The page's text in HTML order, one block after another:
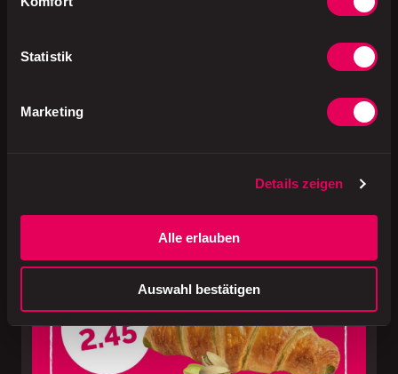
Statistik
Marketing
Details zeigen
Alle erlauben
Auswahl bestätigen